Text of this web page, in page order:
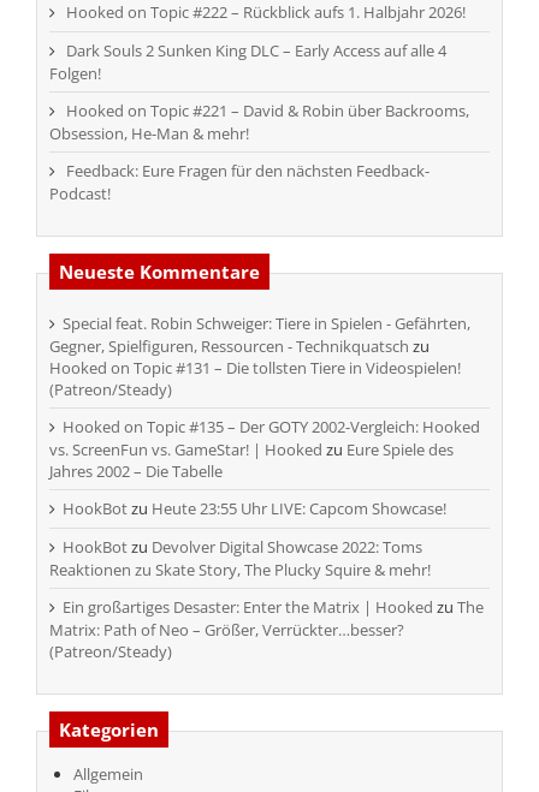
Hooked on Topic #222 – Rückblick aufs 1. Halbjahr 2026!
Dark Souls 2 Sunken King DLC – Early Access auf alle 4
Folgen!
Hooked on Topic #221 – David & Robin über Backrooms,
Obsession, He-Man & mehr!
Feedback: Eure Fragen für den nächsten Feedback-
Podcast!
Neueste Kommentare
Special feat. Robin Schweiger: Tiere in Spielen - Gefährten,
Gegner, Spielfiguren, Ressourcen - Technikquatsch zu
Hooked on Topic #131 – Die tollsten Tiere in Videospielen!
(Patreon/Steady)
Hooked on Topic #135 – Der GOTY 2002-Vergleich: Hooked
vs. ScreenFun vs. GameStar! | Hooked zu Eure Spiele des
Jahres 2002 – Die Tabelle
HookBotzu Heute 23:55 Uhr LIVE: Capcom Showcase!
HookBotzu Devolver Digital Showcase 2022: Toms
Reaktionen zu Skate Story, The Plucky Squire & mehr!
Ein großartiges Desaster: Enter the Matrix | Hooked zu The
Matrix: Path of Neo – Größer, Verrückter…besser?
(Patreon/Steady)
Kategorien
Allgemein